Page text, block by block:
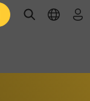
openopen로